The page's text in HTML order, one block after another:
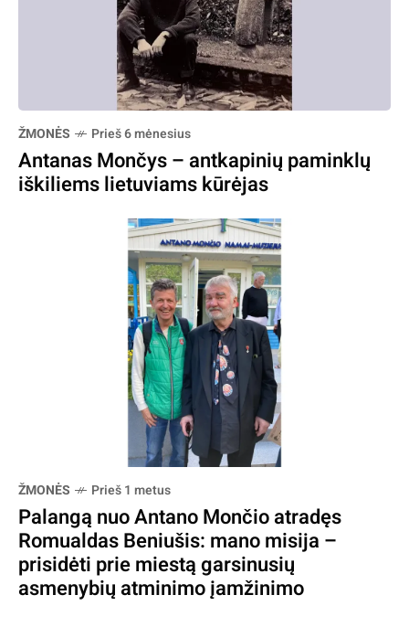
ŽMONĖS Prieš 6 mėnesius
Antanas Mončys – antkapinių paminklų
iškiliems lietuviams kūrėjas
ŽMONĖS Prieš 1 metus
Palangą nuo Antano Mončio atradęs
Romualdas Beniušis: mano misija –
prisidėti prie miestą garsinusių
asmenybių atminimo įamžinimo